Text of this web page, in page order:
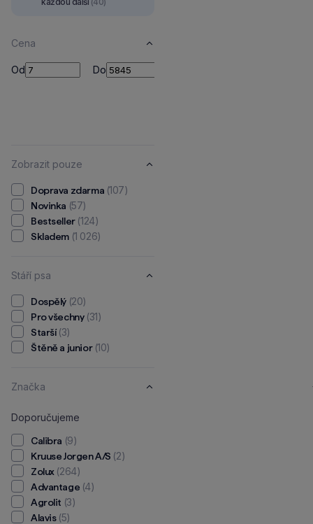
Cena
Od Od Do Do
Zobrazit pouze
Doprava zdarma (107)
Novinka (57)
Bestseller (124)
Skladem (1 026)
Stáří psa
Dospělý (20)
Pro všechny (31)
Starší(3)
Štěně a junior (10)
Značka
Doporučujeme
Calibra (9)
Kruuse Jorgen A/S (2)
Zolux (264)
Advantage (4)
Agrolit (3)
Alavis (5)